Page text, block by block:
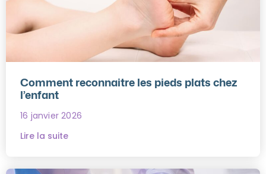
Comment reconnaitre les pieds plats chez
l’enfant
16 janvier 2026
Lire la suite